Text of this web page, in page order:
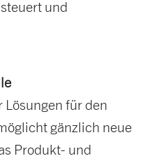
und
für den
gänzlich neue
Produkt- und